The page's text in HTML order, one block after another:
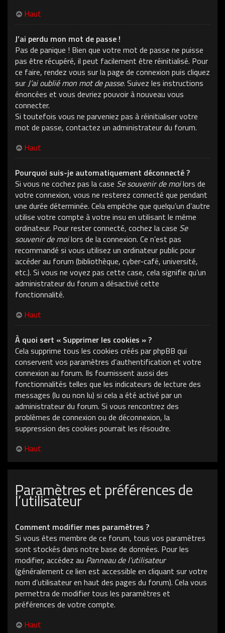
Haut
J’ai perdu mon mot de passe !
Pas de panique ! Bien que votre mot de passe ne puisse
pas être récupéré, il peut facilement être réinitialisé. Pour
ce faire, rendez vous sur la page de connexion puis cliquez
sur J’ai oublié mon mot de passe. Suivez les instructions
énoncées et vous devriez pouvoir à nouveau vous
connecter.
Si toutefois vous ne parveniez pas à réinitialiser votre
mot de passe, contactez un administrateur du forum.
Haut
Pourquoi suis-je automatiquement déconnecté ?
Si vous ne cochez pas la case Se souvenir de moilors de
votre connexion, vous ne resterez connecté que pendant
une durée déterminée. Cela empêche que quelqu’un d’autre
utilise votre compte à votre insu en utilisant le même
ordinateur. Pour rester connecté, cochez la case Se
souvenir de moilors de la connexion. Ce n’est pas
recommandé si vous utilisez un ordinateur public pour
accéder au forum (bibliothèque, cyber-café, université,
etc.). Si vous ne voyez pas cette case, cela signifie qu’un
administrateur du forum a désactivé cette
fonctionnalité.
Haut
À quoi sert « Supprimer les cookies » ?
Cela supprime tous les cookies créés par phpBB qui
conservent vos paramètres d’authentification et votre
connexion au forum. Ils fournissent aussi des
fonctionnalités telles que les indicateurs de lecture des
messages (lu ou non lu) si cela a été activé par un
administrateur du forum. Si vous rencontrez des
problèmes de connexion ou de déconnexion, la
suppression des cookies pourrait les résoudre.
Haut
Paramètres et préférences de
l’utilisateur
Comment modifier mes paramètres ?
Si vous êtes membre de ce forum, tous vos paramètres
sont stockés dans notre base de données. Pour les
modifier, accédez au Panneau de l’utilisateur
(généralement ce lien est accessible en cliquant sur votre
nom d’utilisateur en haut des pages du forum). Cela vous
permettra de modifier tous les paramètres et
préférences de votre compte.
Haut